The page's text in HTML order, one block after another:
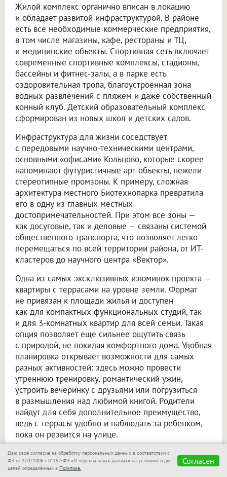
Жилой комплекс органично вписан в локацию
и обладает развитой инфраструктурой. В районе
есть все необходимые коммерческие предприятия,
в том числе магазины, кафе, рестораны и ТЦ,
и медицинские объекты. Спортивная сеть включает
современные спортивные комплексы, стадионы,
бассейны и фитнес-залы, а в парке есть
оздоровительная тропа, благоустроенная зона
водных развлечений с пляжем и даже собственный
конный клуб. Детский образовательный комплекс
сформирован из новых школ и детских садов.
Инфраструктура для жизни соседствует
с передовыми научно-техническими центрами,
основными «офисами» Кольцово, которые скорее
напоминают футуристичные арт-объекты, нежели
стереотипные промзоны. К примеру, сложная
архитектура местного Биотехнопарка превратила
его в одну из главных местных
достопримечательностей. При этом все зоны —
как досуговые, так и деловые — связаны системой
общественного транспорта, что позволяет легко
перемещаться по всей территории района, от ИТ-
кластеров до научного центра «Вектор».
Одна из самых эксклюзивных изюминок проекта —
квартиры с террасами на уровне земли. Формат
не привязан к площади жилья и доступен
как для компактных функциональных студий, так
и для 3-комнатных квартир для всей семьи. Такая
опция позволяет еще сильнее ощутить связь
с природой, не покидая комфортного дома. Удобная
планировка открывает возможности для самых
разных активностей: здесь можно провести
утреннюю тренировку, романтический ужин,
устроить вечеринку с друзьями или погрузиться
в размышления над любимой книгой. Родители
найдут для себя дополнительное преимущество,
ведь с террасы удобно и наблюдать за ребенком,
пока он резвится на улице.
Сочетание этих факторов делает жилой комплекс
«Счастье в Кольцово» одинаково комфортным
Даю своё согласие на обработку персональных данных в соответствии с
ФЗ от 27.07.2006 г. №152-ФЗ «О персональных данных» на условиях и для
целей, определённых в Политике.
Согласен